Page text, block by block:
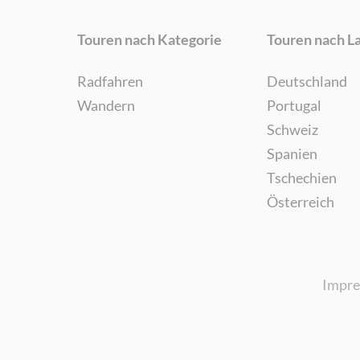
Touren nach Kategorie
Radfahren
Wandern
Touren nach
Deutschland
Portugal
Schweiz
Spanien
Tschechien
Österreich